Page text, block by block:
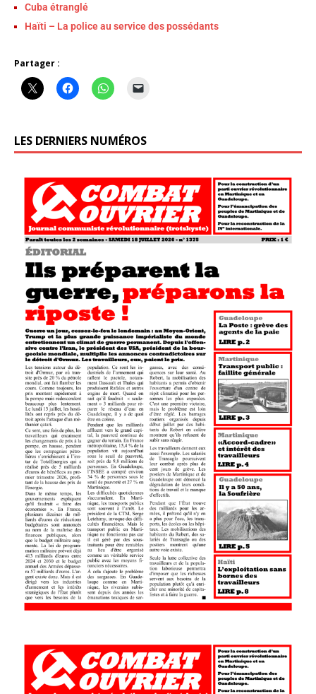
Cuba étranglé
Haïti – La police au service des possédants
Partager :
LES DERNIERS NUMÉROS